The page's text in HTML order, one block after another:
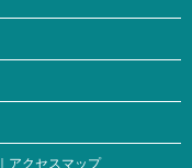
｜アクセスマップ